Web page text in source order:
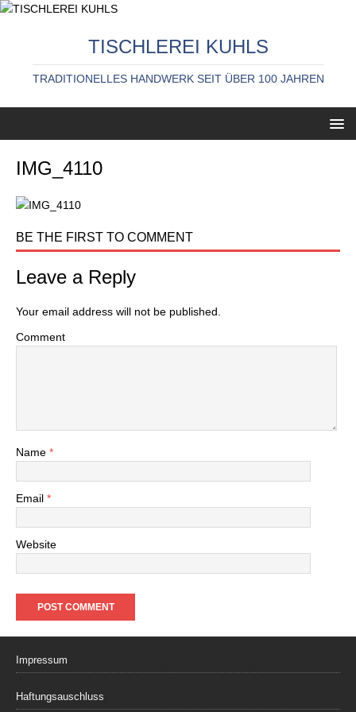
TISCHLEREI KUHLS
TRADITIONELLES HANDWERK SEIT ÜBER 100 JAHREN
IMG_4110
BE THE FIRST TO COMMENT
Leave a Reply
Your email address will not be published.
Comment
Name *
Email *
Website
Impressum
Haftungsauschluss